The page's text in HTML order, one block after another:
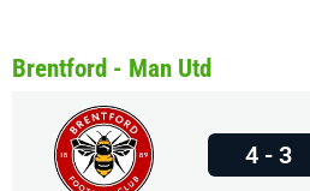
Brentford - Man Utd
4 - 3